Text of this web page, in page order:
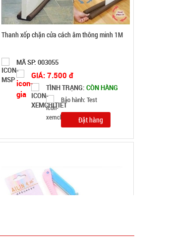
Dao cạo lông mày AiLin có tặng đầu thay
GIÁ: 4.500 đ
TÌNH TRẠNG:
Bảo hành: Test, Cân nặng: